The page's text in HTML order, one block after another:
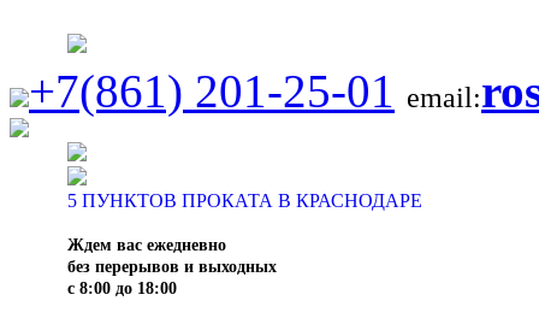
+7(861) 201-25-01 email:
5 ПУНКТОВ ПРОКАТА В КРАСНОДАРЕ
Ждем вас ежедневно
без перерывов и выходных
с 8:00 до 18:00